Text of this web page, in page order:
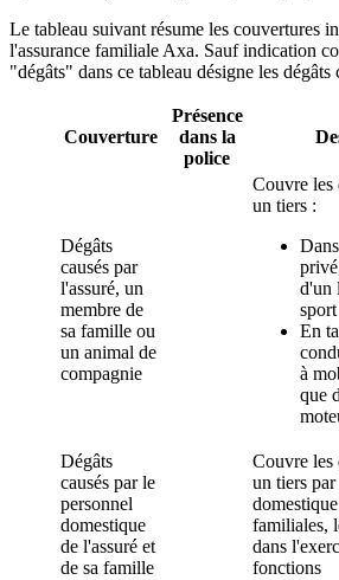
Le tableau suivant résume les couvertures
l'assurance familiale Axa. Sauf indication
"dégâts" dans ce tableau désigne les dégâts
Couverture
Présence
dans la
police
Dégâts
causés par
l'assuré, un
membre de
sa famille ou
un animal de
compagnie
Couvre les
un tiers :
d'un
sport
En
à
que
Dégâts
causés par le
personnel
domestique
de l'assuré et
de sa famille
Couvre les
un tiers
familiales,
dans
fonctions